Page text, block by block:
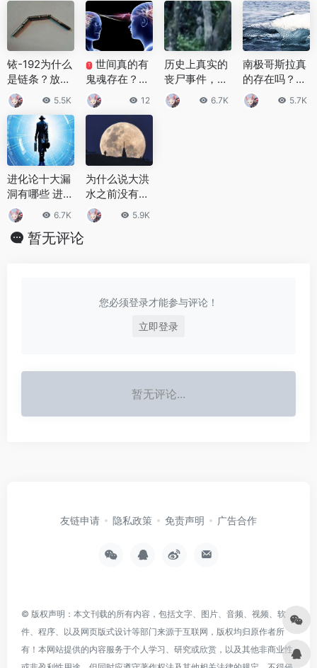
铱-192为什么
是链条？放射
型的金属链到
底长什么样？
5.5K
T
世间真的有
鬼魂存在？十
大经典灵异实
验，解锁超自
然未解真相
12
历史上真实的
丧尸事件，这
些事件看似真
实实际可信度
6.7K
南极哥斯拉真
的存在吗？南
极哥斯拉的真
面目
5.7K
进化论十大漏
洞有哪些 进化
论这些漏洞可
以解释吗
6.7K
为什么说大洪
水之前没有月
亮 神话故事中
月亮出现的比
5.9K
暂无评论
您必须登录才能参与评论！
立即登录
暂无评论...
友链申请 隐私政策 免责声明 广告合作
© 版权声明：本文刊载的所有内容，包括文字、图片、音频、视频、软
件、程序、以及网页版式设计等部门来源于互联网，版权均归原作者所
有！本网站提供的内容服务于个人学习、研究或欣赏，以及其他非商业性